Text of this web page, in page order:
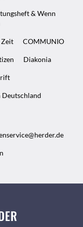
& Wenn
Zeit COMMUNIO
Diakonia
Deutschland